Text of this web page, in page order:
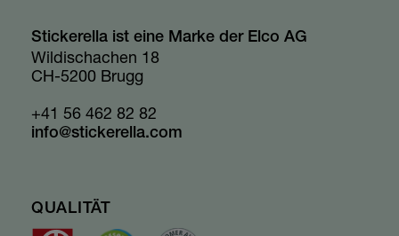
Stickerella ist eine Marke der Elco AG
Wildischachen 18
CH-5200 Brugg
+41 56 462 82 82
info@stickerella.com
QUALITÄT